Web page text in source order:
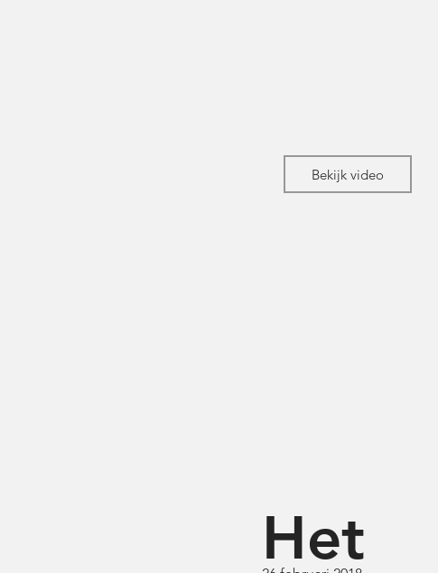
Bekijk video
Het